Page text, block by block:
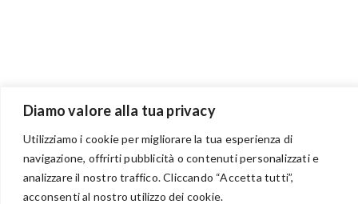
Diamo valore alla tua privacy
Utilizziamo i cookie per migliorare la tua esperienza di
navigazione, offrirti pubblicità o contenuti personalizzati e
analizzare il nostro traffico. Cliccando “Accetta tutti”,
acconsenti al nostro utilizzo dei cookie.
BENVENUTI NEL PORTALE RIVENDITORI